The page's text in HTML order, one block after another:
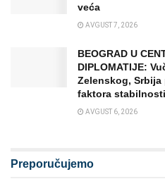
veća
AVGUST 7, 2026
BEOGRAD U
DIPLOMATIJE:
Zelenskog,
faktora stabilnosti
AVGUST 6, 2026
Preporučujemo